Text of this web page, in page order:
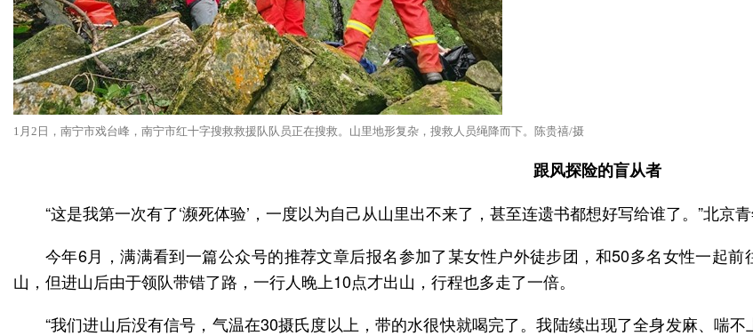
1月2日，南宁市戏台峰，南宁市红十字搜救救援队队员正在搜救。山里地形复杂，搜救人员绳降而下。陈贵禧/摄
跟风探险的盲从者
“这是我第一次有了‘濒死体验’，一度以为自己从山里出不来了，甚至连遗书都想好写给谁了。”北京青
今年6月，满满看到一篇公众号的推荐文章后报名参加了某女性户外徒步团，和50多名女性一起
山，但进山后由于领队带错了路，一行人晚上10点才出山，行程也多走了一倍。
“我们进山后没有信号，气温在30摄氏度以上，带的水很快就喝完了。我陆续出现了全身发麻、喘